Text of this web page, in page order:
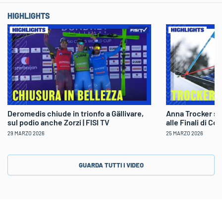
HIGHLIGHTS
Deromedis chiude in trionfo a Gällivare,
sul podio anche Zorzi | FISI TV
29 MARZO 2026
Anna Trocker
alle Finali di
25 MARZO 2026
GUARDA TUTTI I VIDEO